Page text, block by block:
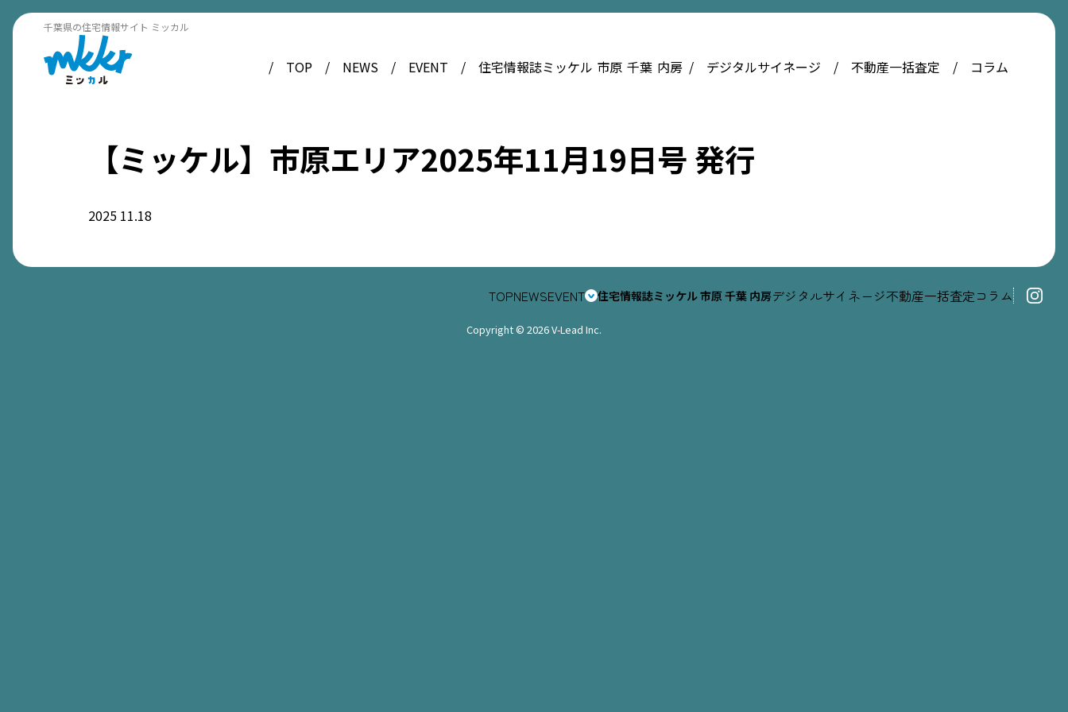
千葉県の住宅情報サイト ミッカル
TOP NEWS EVENT 住宅情報誌ミッケル 市原 千葉 内房 デジタルサイネージ 不動産一括査定 コラム
【ミッケル】市原エリア2025年11月19日号 発行
2025 11.18
TOPNEWSEVENT 住宅情報誌ミッケル市原千葉 内房デジタルサイネージ不動産一括査定コラム
Copyright © 2026 V-Lead Inc.